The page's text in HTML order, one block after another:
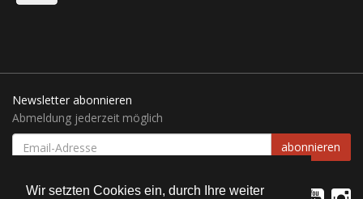
Wir setzten Cookies ein, durch Ihre weiter
Newsletter abonnieren
Abmeldung jederzeit möglich
EMAIL-
ADRESSE
abonnieren